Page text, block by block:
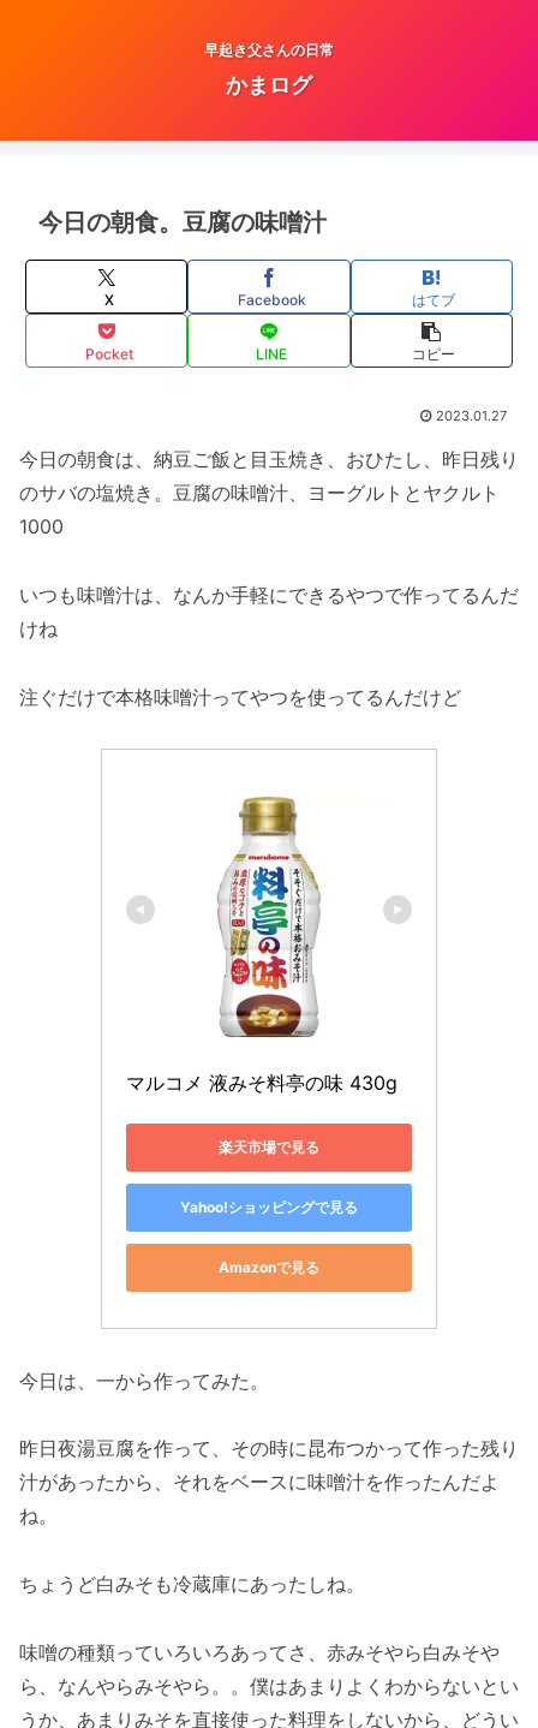
早起き父さんの日常
かまログ
今日の朝食。豆腐の味噌汁
X Facebook はてブ
Pocket LINE コピー
2023.01.27
今日の朝食は、納豆ご飯と目玉焼き、おひたし、昨日残り
のサバの塩焼き。豆腐の味噌汁、ヨーグルトとヤクルト
1000
いつも味噌汁は、なんか手軽にできるやつで作ってるんだ
けね
注ぐだけで本格味噌汁ってやつを使ってるんだけど
マルコメ 液みそ料亭の味 430g
楽天市場で見る
Yahoo!ショッピングで見る
Amazonで見る
今日は、一から作ってみた。
昨日夜湯豆腐を作って、その時に昆布つかって作った残り
汁があったから、それをベースに味噌汁を作ったんだよ
ね。
ちょうど白みそも冷蔵庫にあったしね。
味噌の種類っていろいろあってさ、赤みそやら白みそや
ら、なんやらみそやら。。僕はあまりよくわからないとい
うか、あまりみそを直接使った料理をしないから、どうい